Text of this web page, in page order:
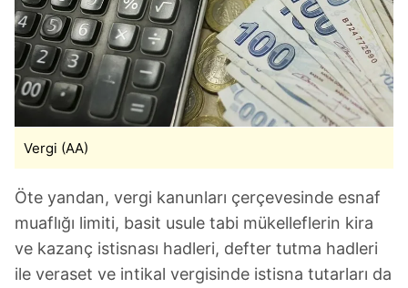
Vergi (AA)
Öte yandan, vergi kanunları çerçevesinde esnaf
muaflığı limiti, basit usule tabi mükelleflerin kira
ve kazanç istisnası hadleri, defter tutma hadleri
ile veraset ve intikal vergisinde istisna tutarları da